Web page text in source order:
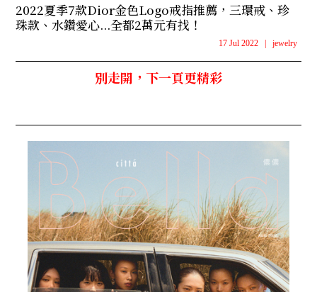
2022夏季7款Dior金色Logo戒指推薦，三環戒、珍
珠款、水鑽愛心...全都2萬元有找！
17 Jul 2022 jewelry
別走開，下一頁更精彩